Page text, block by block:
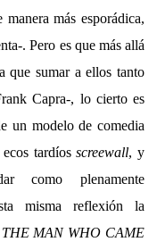
más esporádica,
. Pero es que más allá
que sumar a ellos tanto
Capra-, lo cierto es
un modelo de comedia
ecos tardíosscreewall, y
como plenamente
misma reflexión la
THE MAN WHO CAME